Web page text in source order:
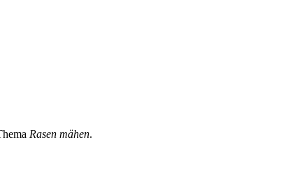
Rasen mähen.